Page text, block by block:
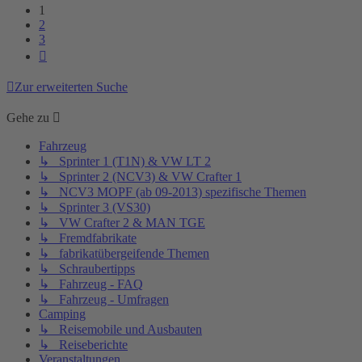
1
2
3
Zur erweiterten Suche
Gehe zu
Fahrzeug
↳ Sprinter 1 (T1N) & VW LT 2
↳ Sprinter 2 (NCV3) & VW Crafter 1
↳ NCV3 MOPF (ab 09-2013) spezifische Themen
↳ Sprinter 3 (VS30)
↳ VW Crafter 2 & MAN TGE
↳ Fremdfabrikate
↳ fabrikatübergeifende Themen
↳ Schraubertipps
↳ Fahrzeug - FAQ
↳ Fahrzeug - Umfragen
Camping
↳ Reisemobile und Ausbauten
↳ Reiseberichte